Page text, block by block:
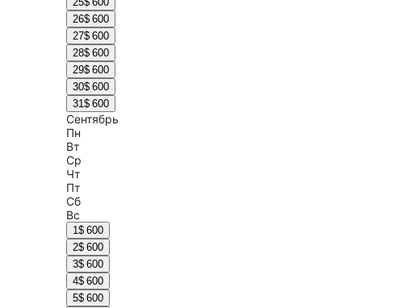
26$ 600
27$ 600
28$ 600
29$ 600
30$ 600
31$ 600
Сентябрь
Пн
Вт
Ср
Чт
Пт
Сб
Вс
1$ 600
2$ 600
3$ 600
4$ 600
5$ 600